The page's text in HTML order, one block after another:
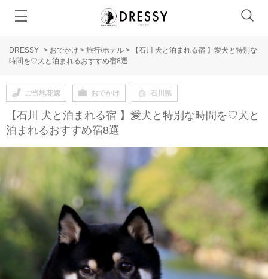
DRESSY > おでかけ > 旅行/ホテル >
【石川 犬と泊まれる宿 】愛犬と特別な
時間を♡犬と泊まれるおすすめ宿8選
ご当地花嫁 おでかけ 石川県
【石川 犬と泊まれる宿 】愛犬と特別な時間を♡犬と
泊まれるおすすめ宿8選